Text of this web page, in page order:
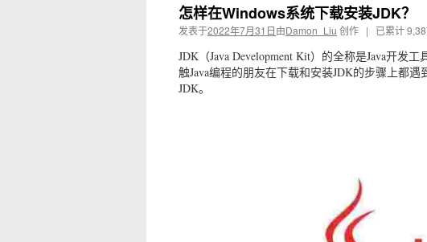
正
文
怎样在Windows系统下载安装JDK？
发表于2022年7月31日由Damon_Liu 创作 | 已累计
JDK（Java Development Kit）的全称是Java开发
触Java编程的朋友在下载和安装JDK的步骤上都
JDK。